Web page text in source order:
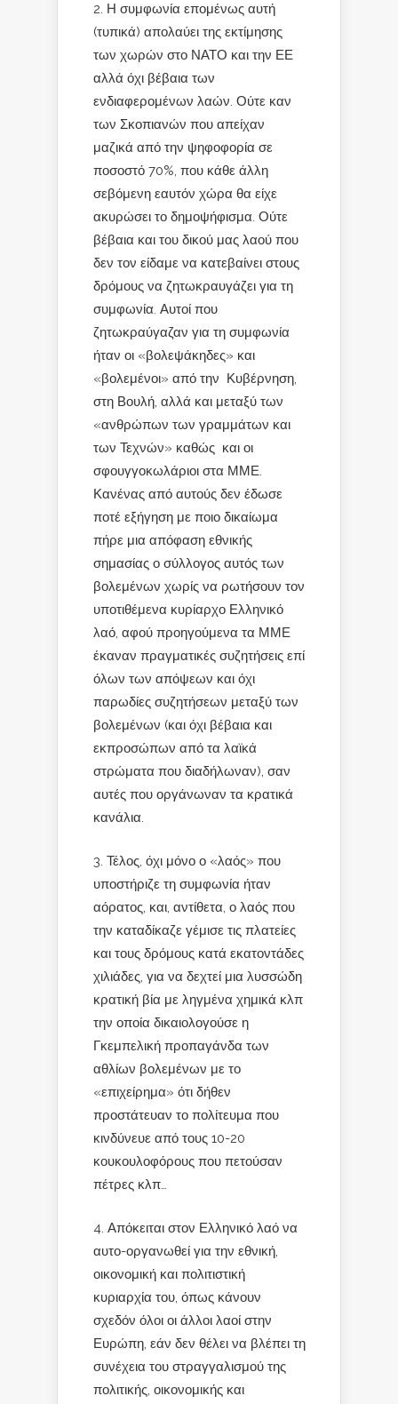
Η συμφωνία επομένως αυτή
(τυπικά) απολαύει της εκτίμησης
των χωρών στο ΝΑΤΟ και την ΕΕ
αλλά όχι βέβαια των
ενδιαφερομένων λαών. Ούτε καν
των Σκοπιανών που απείχαν
μαζικά από την ψηφοφορία σε
ποσοστό 70%, που κάθε άλλη
σεβόμενη εαυτόν χώρα θα είχε
ακυρώσει το δημοψήφισμα. Ούτε
βέβαια και του δικού μας λαού που
δεν τον είδαμε να κατεβαίνει στους
δρόμους να ζητωκραυγάζει για τη
συμφωνία. Αυτοί που
ζητωκραύγαζαν για τη συμφωνία
ήταν οι «βολεψάκηδες» και
«βολεμένοι» από την Κυβέρνηση,
στη Βουλή, αλλά και μεταξύ των
«ανθρώπων των γραμμάτων και
των Τεχνών» καθώς και οι
σφουγγοκωλάριοι στα ΜΜΕ.
Κανένας από αυτούς δεν έδωσε
ποτέ εξήγηση με ποιο δικαίωμα
πήρε μια απόφαση εθνικής
σημασίας ο σύλλογος αυτός των
βολεμένων χωρίς να ρωτήσουν τον
υποτιθέμενα κυρίαρχο Ελληνικό
λαό, αφού προηγούμενα τα ΜΜΕ
έκαναν πραγματικές συζητήσεις επί
όλων των απόψεων και όχι
παρωδίες συζητήσεων μεταξύ των
βολεμένων (και όχι βέβαια και
εκπροσώπων από τα λαϊκά
στρώματα που διαδήλωναν), σαν
αυτές που οργάνωναν τα κρατικά
κανάλια.
Τέλος, όχι μόνο ο «λαός» που
υποστήριζε τη συμφωνία ήταν
αόρατος, και, αντίθετα, ο λαός που
την καταδίκαζε γέμισε τις πλατείες
και τους δρόμους κατά εκατοντάδες
χιλιάδες, για να δεχτεί μια λυσσώδη
κρατική βία με ληγμένα χημικά κλπ
την οποία δικαιολογούσε η
Γκεμπελική προπαγάνδα των
αθλίων βολεμένων με το
«επιχείρημα» ότι δήθεν
προστάτευαν το πολίτευμα που
κινδύνευε από τους 10-20
κουκουλοφόρους που πετούσαν
πέτρες κλπ…
Απόκειται στον Ελληνικό λαό να
αυτο-οργανωθεί για την εθνική,
οικονομική και πολιτιστική
κυριαρχία του, όπως κάνουν
σχεδόν όλοι οι άλλοι λαοί στην
Ευρώπη, εάν δεν θέλει να βλέπει τη
συνέχεια του στραγγαλισμού της
πολιτικής, οικονομικής και